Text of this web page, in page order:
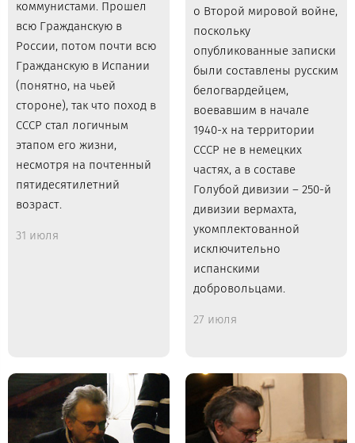
коммунистами. Прошел
всю Гражданскую в
России, потом почти всю
Гражданскую в Испании
(понятно, на чьей
стороне), так что поход в
СССР стал логичным
этапом его жизни,
несмотря на почтенный
пятидесятилетний
возраст.
31 июля
о Второй мировой войне,
поскольку
опубликованные записки
были составлены русским
белогвардейцем,
воевавшим в начале
1940-х на территории
СССР не в немецких
частях, а в составе
Голубой дивизии – 250-й
дивизии вермахта,
укомплектованной
исключительно
испанскими
добровольцами.
27 июля